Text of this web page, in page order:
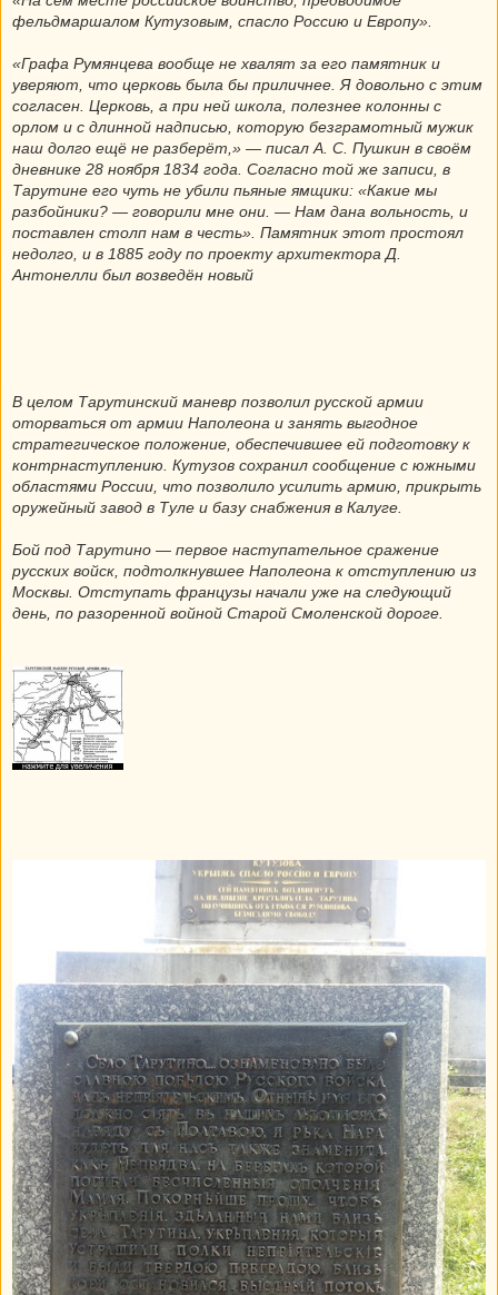
фельдмаршалом Кутузовым, спасло Россию и Европу».
«Графа Румянцева вообще не хвалят за его памятник и
уверяют, что церковь была бы приличнее. Я довольно с этим
согласен. Церковь, а при ней школа, полезнее колонны с
орлом и с длинной надписью, которую безграмотный мужик
наш долго ещё не разберёт,» — писал А. С. Пушкин в своём
дневнике 28 ноября 1834 года. Согласно той же записи, в
Тарутине его чуть не убили пьяные ямщики: «Какие мы
разбойники? — говорили мне они. — Нам дана вольность, и
поставлен столп нам в честь». Памятник этот простоял
недолго, и в 1885 году по проекту архитектора Д.
Антонелли был возведён новый
В целом Тарутинский маневр позволил русской армии
оторваться от армии Наполеона и занять выгодное
стратегическое положение, обеспечившее ей подготовку к
контрнаступлению. Кутузов сохранил сообщение с южными
областями России, что позволило усилить армию, прикрыть
оружейный завод в Туле и базу снабжения в Калуге.
Бой под Тарутино — первое наступательное сражение
русских войск, подтолкнувшее Наполеона к отступлению из
Москвы. Отступать французы начали уже на следующий
день, по разоренной войной Старой Смоленской дороге.